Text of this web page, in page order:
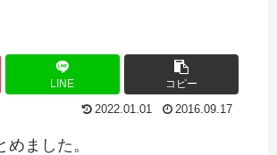
LINE コピー
2022.01.01 2016.09.17
ました。